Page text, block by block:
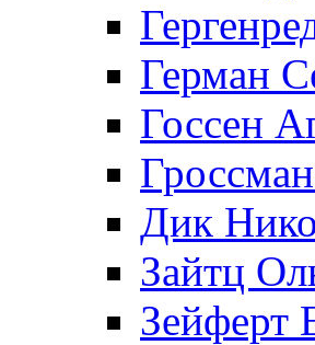
Герман
Госсен
Дик
Зайтц
Зейферт